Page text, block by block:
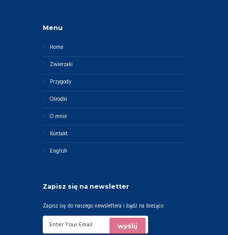
Menu
Home
Zwierzaki
Przygody
Ośrodki
O mnie
Kontakt
English
Zapisz się na newsletter
Zapisz się do naszego newslettera i bądź na bieżąco